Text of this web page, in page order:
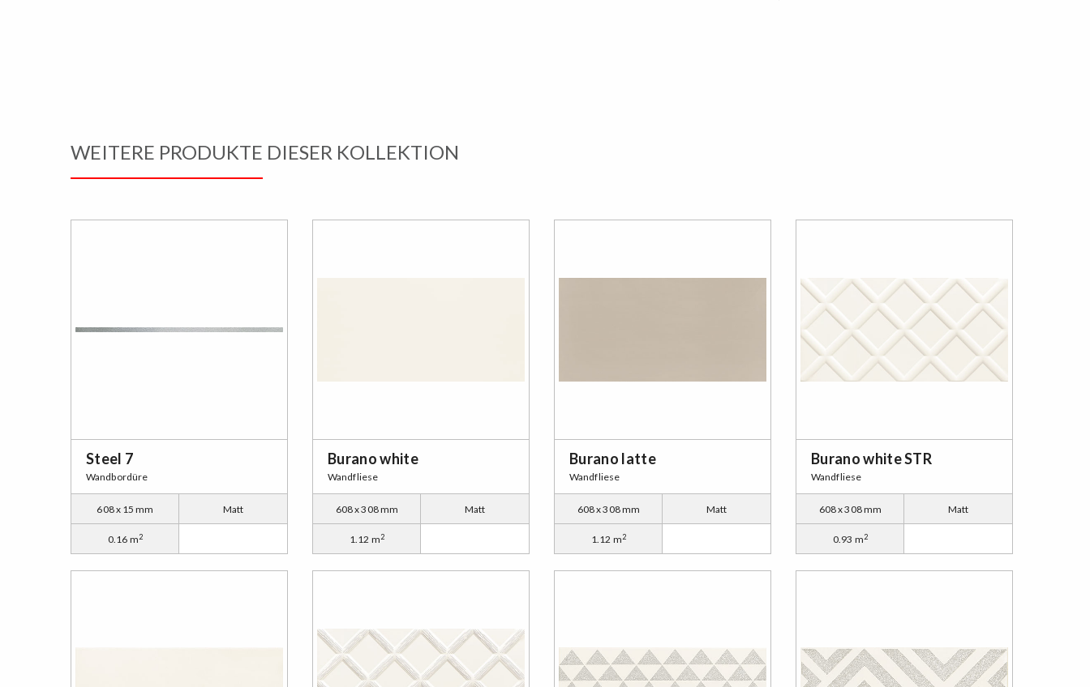
WEITERE PRODUKTE DIESER KOLLEKTION
Steel 7
Wandbordüre
608 x 15 mm Matt
0.16 m2
Burano white
Wandfliese
608 x 308 mm Matt
1.12 m2
Burano latte
Wandfliese
608 x 308 mm Matt
1.12 m2
Burano white STR
Wandfliese
608 x 308 mm Matt
0.93 m2